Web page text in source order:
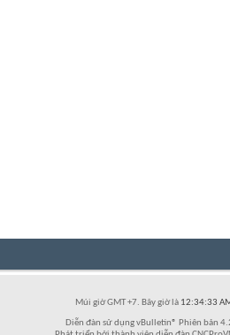
Múi giờ GMT +7. Bây giờ là 12:34:33
Diễn đàn sử dụng vBulletin® Phiên bản